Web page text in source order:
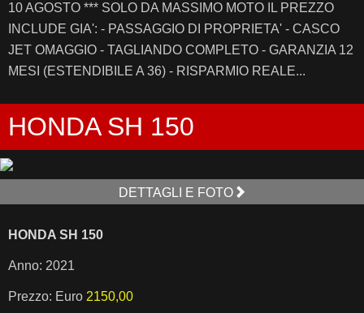
10 AGOSTO *** SOLO DA MASSIMO MOTO IL PREZZO
INCLUDE GIA': - PASSAGGIO DI PROPRIETA' - CASCO
JET OMAGGIO - TAGLIANDO COMPLETO - GARANZIA 12
MESI (ESTENDIBILE A 36) - RISPARMIO REALE...
HONDA SH 150
DETTAGLI E FOTO
HONDA SH 150
Anno: 2021
Prezzo: Euro 2150,00